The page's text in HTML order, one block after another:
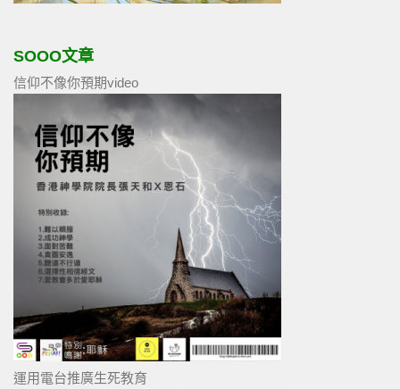
SOOO文章
信仰不像你預期video
運用電台推廣生死教育